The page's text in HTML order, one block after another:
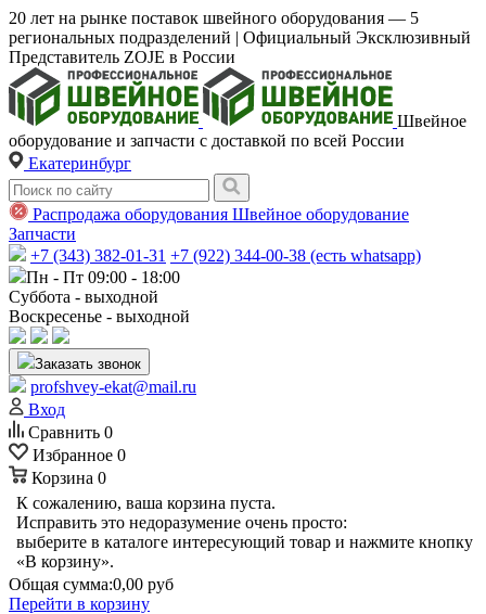
20 лет на рынке поставок швейного оборудования — 5
региональных подразделений | Официальный Эксклюзивный
Представитель ZOJE в России
Швейное
оборудование и запчасти с доставкой по всей России
Екатеринбург
Распродажа оборудования Швейное оборудование
Запчасти
+7 (343) 382-01-31 +7 (922) 344-00-38 (есть whatsapp)
Пн - Пт 09:00 - 18:00
Суббота - выходной
Воскресенье - выходной
Заказать звонок
profshvey-ekat@mail.ru
Вход
Сравнить 0
Избранное 0
Корзина 0
К сожалению, ваша корзина пуста.
Исправить это недоразумение очень просто:
выберите в каталоге интересующий товар и нажмите кнопку
«В корзину».
Общая сумма:0,00 руб
Перейти в корзину